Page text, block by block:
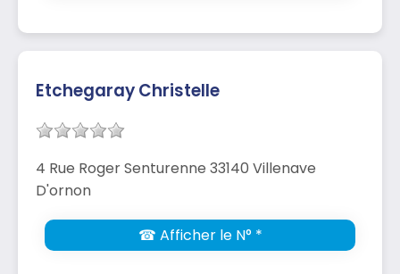
Etchegaray Christelle
4 Rue Roger Senturenne 33140 Villenave
D'ornon
☎ Afficher le N° *